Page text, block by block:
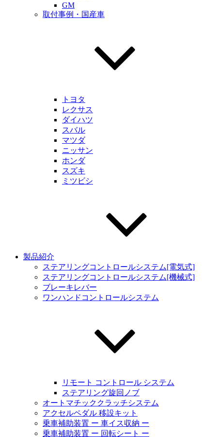
GM
取付事例・国産車
トヨタ
レクサス
ダイハツ
スバル
マツダ
ニッサン
ホンダ
スズキ
ミツビシ
製品紹介
ステアリングコントロールシステム[電気式]
ステアリングコントロールシステム[機械式]
ブレーキレバー
ワンハンドコントロールシステム
リモート コントロール システム
ステアリング旋回ノブ
オートマチッククラッチシステム
アクセルペダル 移設キット
乗車補助装置 ー 車イス収納 ー
乗車補助装置 ー 回転シート ー